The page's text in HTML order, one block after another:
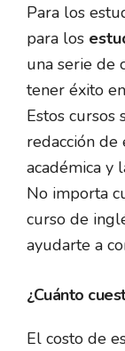
Para los
para los
una serie de
tener éxito
Estos cursos
redacción de
académica y
No importa
curso de
ayudarte a
¿Cuánto
El costo de